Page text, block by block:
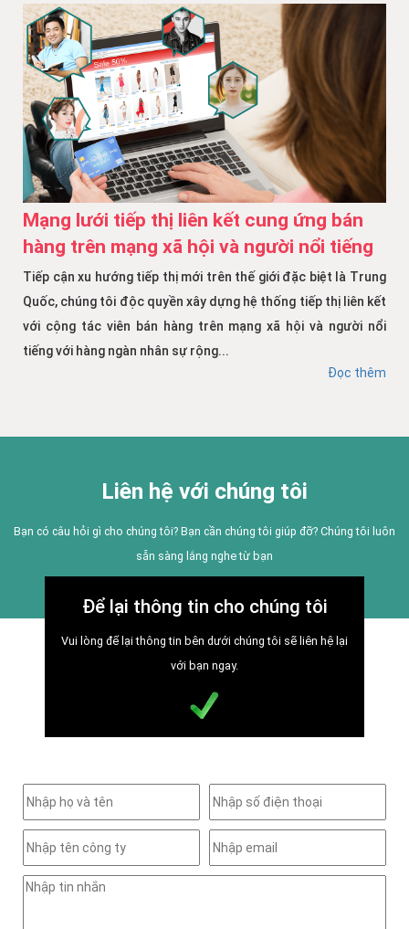
Mạng lưới tiếp thị liên kết cung ứng bán
hàng trên mạng xã hội và người nổi tiếng
Tiếp cận xu hướng tiếp thị mới trên thế giới đặc biệt là Trung
Quốc, chúng tôi độc quyền xây dựng hệ thống tiếp thị liên kết
với cộng tác viên bán hàng trên mạng xã hội và người nổi
tiếng với hàng ngàn nhân sự rộng...
Đọc thêm
Liên hệ với chúng tôi
Bạn có câu hỏi gì cho chúng tôi? Bạn cần chúng tôi giúp đỡ? Chúng tôi luôn
sẵn sàng lắng nghe từ bạn
Để lại thông tin cho chúng tôi
Vui lòng để lại thông tin bên dưới chúng tôi sẽ liên hệ lại
với bạn ngay.